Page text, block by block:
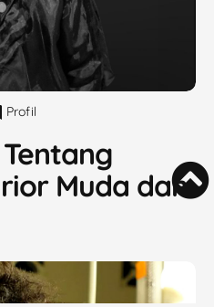
Profil
Muda dan